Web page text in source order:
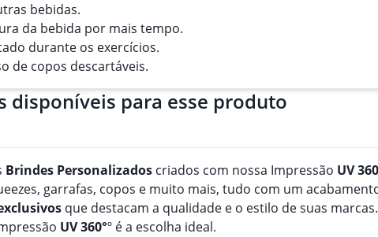
bebidas.
da bebida por mais tempo.
durante os exercícios.
de copos descartáveis.
disponíveis para esse produto
Brindes Personalizados criados com nossa Impressão UV
garrafas, copos e muito mais, tudo com um
que destacam a qualidade e o estilo de suas
UV 360°º é a escolha ideal.